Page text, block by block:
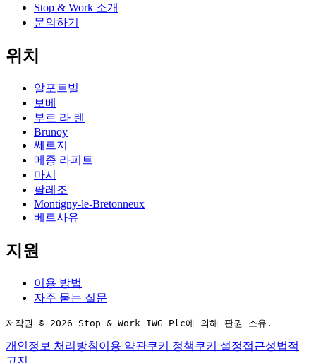
Stop & Work 소개
문의하기
위치
알포트빌
보베
부르 라 렌
Brunoy
쎄르지
메종 라피트
마시
팔레조
Montigny-le-Bretonneux
베르사유
지원
이용 방법
자주 묻는 질문
저작권 © 2026 Stop & Work IWG Plc에 의해 판권 소유.
개인정보 처리방침이용 약관쿠키 정책쿠키 설정접근성법적
고지